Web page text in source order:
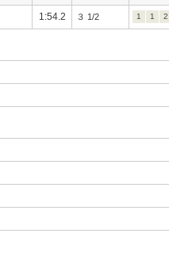
1:54.2 ３ 1/2 1 1 2